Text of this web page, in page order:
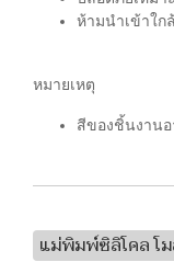
ห้ามนำเข้าใก
หมายเหตุ
สีของชิ้นงาน
แม่พิมพ์ซิลิโคล โ